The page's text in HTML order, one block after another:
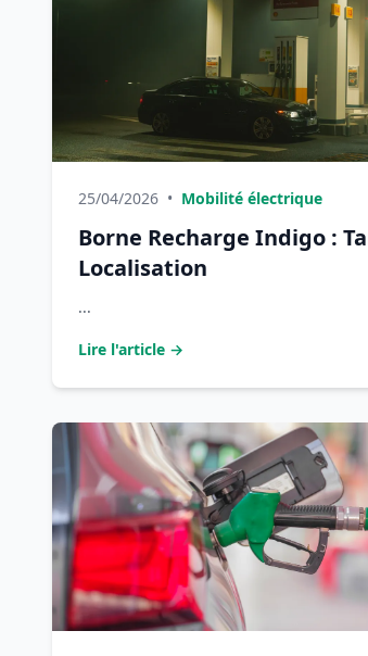
25/04/2026 • Mobilité électrique
Borne Recharge Indigo :
Localisation
...
Lire l'article →